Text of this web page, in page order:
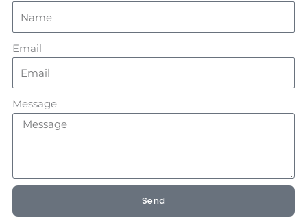
Email
Message
Send